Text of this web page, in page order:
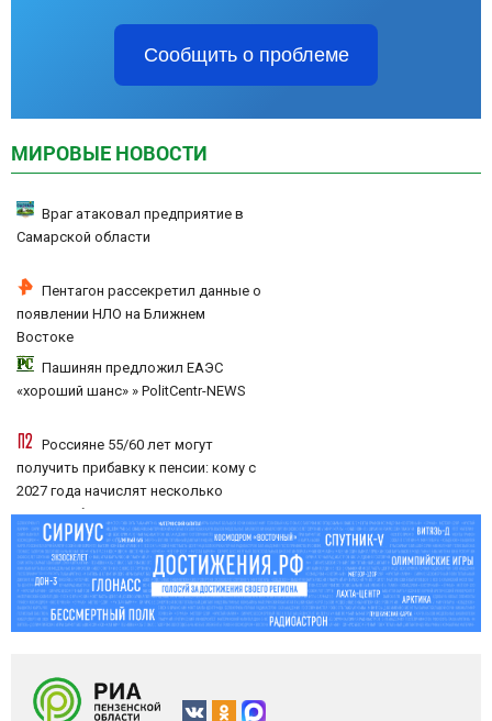
Сообщить о проблеме
МИРОВЫЕ НОВОСТИ
Враг атаковал предприятие в
Самарской области
Пентагон рассекретил данные о
появлении НЛО на Ближнем
Востоке
Пашинян предложил ЕАЭС
«хороший шанс» » PolitCentr-NEWS
Россияне 55/60 лет могут
получить прибавку к пенсии: кому с
2027 года начислят несколько
тысяч рублей